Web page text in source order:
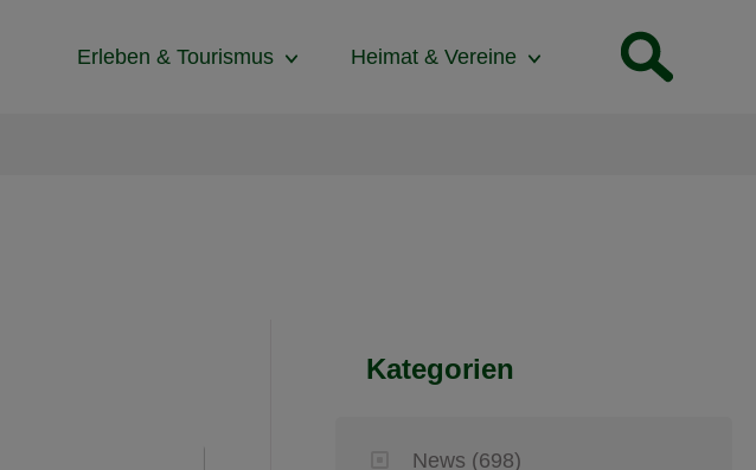
Erleben & Tourismus Heimat & Vereine
Kategorien
News (698)